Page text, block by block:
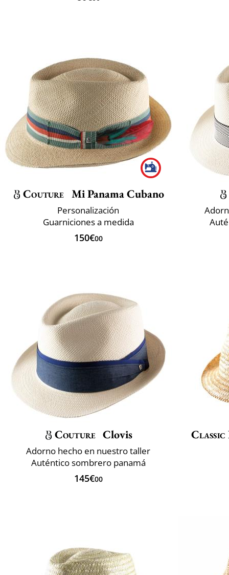
Couture Mi Panama Cubano
Personalización
Guarniciones a medida
150€00
Couture Clovis
Adorno hecho en nuestro taller
Auténtico sombrero panamá
145€00